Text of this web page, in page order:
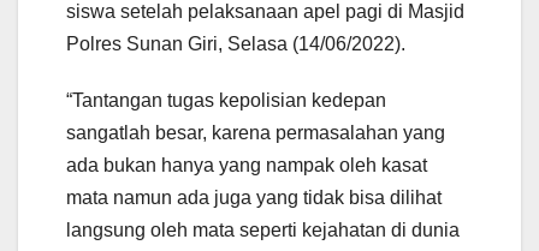
siswa setelah pelaksanaan apel pagi di Masjid
Polres Sunan Giri, Selasa (14/06/2022).
“Tantangan tugas kepolisian kedepan
sangatlah besar, karena permasalahan yang
ada bukan hanya yang nampak oleh kasat
mata namun ada juga yang tidak bisa dilihat
langsung oleh mata seperti kejahatan di dunia